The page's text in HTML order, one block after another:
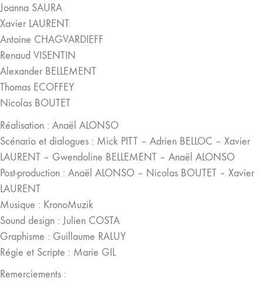
Joanna SAURA
Xavier LAURENT
Antoine CHAGVARDIEFF
Renaud VISENTIN
Alexander BELLEMENT
Thomas ECOFFEY
Nicolas BOUTET
Réalisation : Anaël ALONSO
Scénario et dialogues : Mick PITT – Adrien BELLOC – Xavier
LAURENT – Gwendoline BELLEMENT – Anaël ALONSO
Post-production : Anaël ALONSO – Nicolas BOUTET – Xavier
LAURENT
Musique : KronoMuzik
Sound design : Julien COSTA
Graphisme : Guillaume RALUY
Régie et Scripte : Marie GIL
Remerciements :